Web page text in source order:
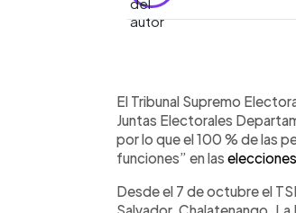
► Escuchar
El Tribunal Supremo
Juntas Electorales
por lo que el 100 % de las
funciones” en las
Desde el 7 de octubre el